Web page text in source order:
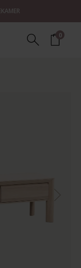
0